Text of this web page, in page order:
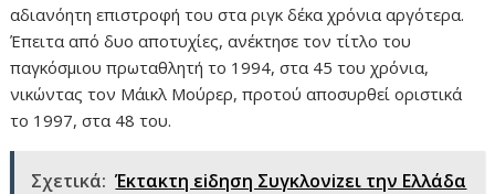
αδιανόητη επιστροφή του στα ριγκ δέκα χρόνια αργότερα.
Έπειτα από δυο αποτυχίες, ανέκτησε τον τίτλο του
παγκόσμιου πρωταθλητή το 1994, στα 45 του χρόνια,
νικώντας τον Μάικλ Μούρερ, προτού αποσυρθεί οριστικά
το 1997, στα 48 του.
Σχετικά: Έκτακτη εiδηση Συγκλονizει την Ελλάδα